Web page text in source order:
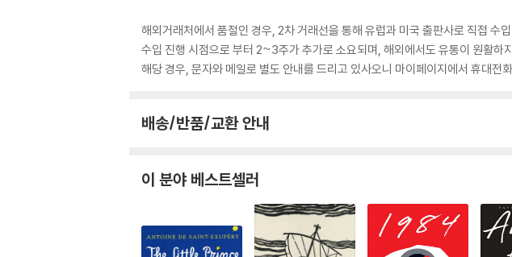
해외거래처에서 품절인 경우, 2차 거래선을 통해 유럽과 미국 출판사로 직접 수
수입 진행 시점으로 부터 2~3주가 추가로 소요되며, 해외에서도 유통이 원활하
해당 경우, 문자와 메일로 별도 안내를 드리고 있사오니 마이페이지에서 휴대전
배송/반품/교환 안내
이 분야 베스트셀러